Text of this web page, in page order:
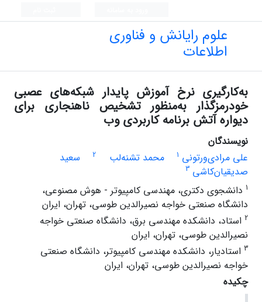
علوم رایانش و فناوری
اطلاعات
به‌کارگیری نرخ آموزش پایدار شبکه‌های عصبی
خودرمزگذار به‌منظور تشخیص ناهنجاری برای
دیواره آتش برنامه کاربردی وب
نویسندگان
علی مرادی‌ورتونی 1 محمد تشنه‌لب 2
سعید
صدیقیان‌کاشی 3
1 دانشجوی دکتری، مهندسی کامپیوتر - هوش مصنوعی،
دانشگاه صنعتی خواجه نصیرالدین طوسی، تهران، ایران
2 استاد، دانشکده مهندسی برق، دانشگاه صنعتی خواجه
نصیرالدین طوسی، تهران، ایران
3 استادیار، دانشکده مهندسی کامپیوتر، دانشگاه صنعتی
خواجه نصیرالدین طوسی، تهران، ایران
چکیده